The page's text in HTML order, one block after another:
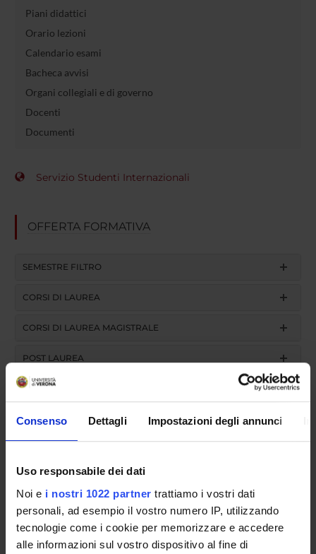
Consenso Dettagli Impostazioni degli annunci
Uso responsabile dei dati
Noi e i nostri 1022 partner trattiamo i vostri dati
personali, ad esempio il vostro numero IP, utilizzando
tecnologie come i cookie per memorizzare e accedere
alle informazioni sul vostro dispositivo al fine di
Piani didattici
Orario lezioni
Calendario esami
Bacheca avvisi
Organi collegiali e di governo
Docenti
Documenti
Servizio Studenti Internazionali
OFFERTA FORMATIVA
SEMESTRE FILTRO
CORSI DI LAUREA
CORSI DI LAUREA MAGISTRALE
POST LAUREA
Corso a esaurimento (attivi gli anni successivi al primo)
Protesi dentaria II
Codice insegnamento
4S01536
Docente
Francesca Ferrari